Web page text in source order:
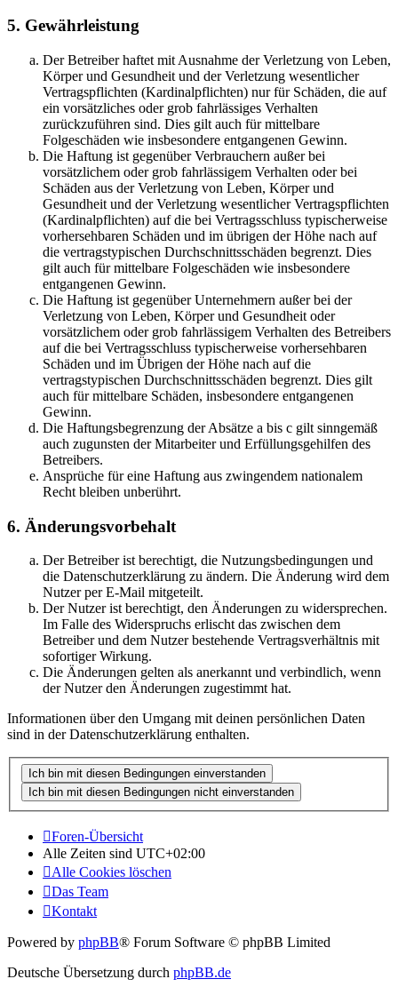
5. Gewährleistung
Der Betreiber haftet mit Ausnahme der Verletzung von Leben,
Körper und Gesundheit und der Verletzung wesentlicher
Vertragspflichten (Kardinalpflichten) nur für Schäden, die auf
ein vorsätzliches oder grob fahrlässiges Verhalten
zurückzuführen sind. Dies gilt auch für mittelbare
Folgeschäden wie insbesondere entgangenen Gewinn.
Die Haftung ist gegenüber Verbrauchern außer bei
vorsätzlichem oder grob fahrlässigem Verhalten oder bei
Schäden aus der Verletzung von Leben, Körper und
Gesundheit und der Verletzung wesentlicher Vertragspflichten
(Kardinalpflichten) auf die bei Vertragsschluss typischerweise
vorhersehbaren Schäden und im übrigen der Höhe nach auf
die vertragstypischen Durchschnittsschäden begrenzt. Dies
gilt auch für mittelbare Folgeschäden wie insbesondere
entgangenen Gewinn.
Die Haftung ist gegenüber Unternehmern außer bei der
Verletzung von Leben, Körper und Gesundheit oder
vorsätzlichem oder grob fahrlässigem Verhalten des Betreibers
auf die bei Vertragsschluss typischerweise vorhersehbaren
Schäden und im Übrigen der Höhe nach auf die
vertragstypischen Durchschnittsschäden begrenzt. Dies gilt
auch für mittelbare Schäden, insbesondere entgangenen
Gewinn.
Die Haftungsbegrenzung der Absätze a bis c gilt sinngemäß
auch zugunsten der Mitarbeiter und Erfüllungsgehilfen des
Betreibers.
Ansprüche für eine Haftung aus zwingendem nationalem
Recht bleiben unberührt.
6. Änderungsvorbehalt
Der Betreiber ist berechtigt, die Nutzungsbedingungen und
die Datenschutzerklärung zu ändern. Die Änderung wird dem
Nutzer per E-Mail mitgeteilt.
Der Nutzer ist berechtigt, den Änderungen zu widersprechen.
Im Falle des Widerspruchs erlischt das zwischen dem
Betreiber und dem Nutzer bestehende Vertragsverhältnis mit
sofortiger Wirkung.
Die Änderungen gelten als anerkannt und verbindlich, wenn
der Nutzer den Änderungen zugestimmt hat.
Informationen über den Umgang mit deinen persönlichen Daten
sind in der Datenschutzerklärung enthalten.
Foren-Übersicht
Alle Zeiten sind UTC+02:00
Alle Cookies löschen
Das Team
Kontakt
Powered by phpBB® Forum Software © phpBB Limited
Deutsche Übersetzung durch phpBB.de